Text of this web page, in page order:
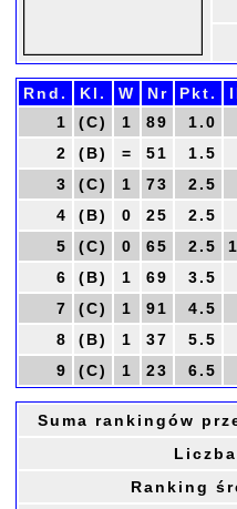
Rnd. Kl. W Nr Pkt.
1
(C) 1 89 1.0
2
(B) = 51 1.5
3
(C) 1 73 2.5
4
(B) 0 25 2.5
5
(C) 0 65 2.5
6
(B) 1 69 3.5
7
(C) 1 91 4.5
8
(B) 1 37 5.5
9
(C) 1 23 6.5
Suma rankingów
Ranking